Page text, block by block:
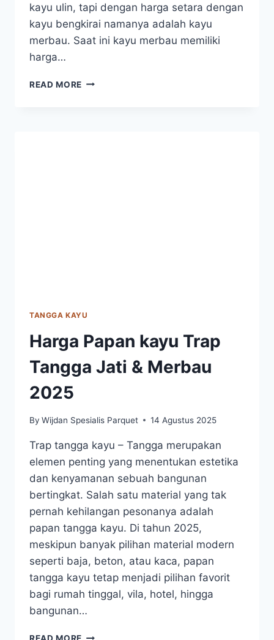
kayu ulin, tapi dengan harga setara dengan
kayu bengkirai namanya adalah kayu
merbau. Saat ini kayu merbau memiliki
harga…
READ MORE DECKING
TANGGA KAYU
Harga Papan kayu Trap
Tangga Jati & Merbau
2025
By Wijdan Spesialis Parquet 14 Agustus 2025
Trap tangga kayu – Tangga merupakan
elemen penting yang menentukan estetika
dan kenyamanan sebuah bangunan
bertingkat. Salah satu material yang tak
pernah kehilangan pesonanya adalah
papan tangga kayu. Di tahun 2025,
meskipun banyak pilihan material modern
seperti baja, beton, atau kaca, papan
tangga kayu tetap menjadi pilihan favorit
bagi rumah tinggal, vila, hotel, hingga
bangunan…
HARGA